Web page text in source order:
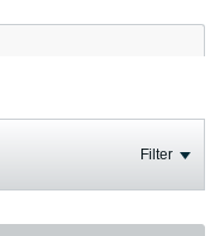
Filter